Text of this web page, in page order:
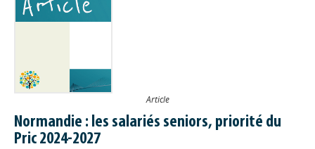
Article
Normandie : les salariés seniors, priorité du
Pric 2024-2027